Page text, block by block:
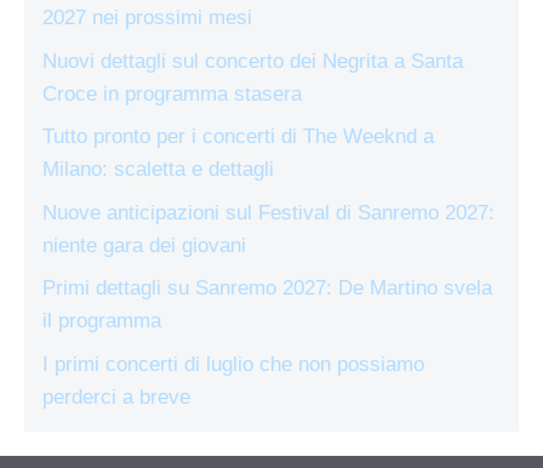
2027 nei prossimi mesi
Nuovi dettagli sul concerto dei Negrita a Santa
Croce in programma stasera
Tutto pronto per i concerti di The Weeknd a
Milano: scaletta e dettagli
Nuove anticipazioni sul Festival di Sanremo 2027:
niente gara dei giovani
Primi dettagli su Sanremo 2027: De Martino svela
il programma
I primi concerti di luglio che non possiamo
perderci a breve